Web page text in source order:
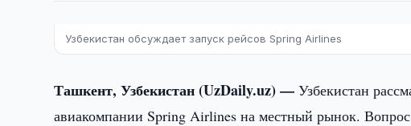
Узбекистан обсуждает запуск рейсов Spring Airlines
Ташкент, Узбекистан (UzDaily.uz) —Узбекистан
авиакомпании Spring Airlines на местный рынок. Вопрос